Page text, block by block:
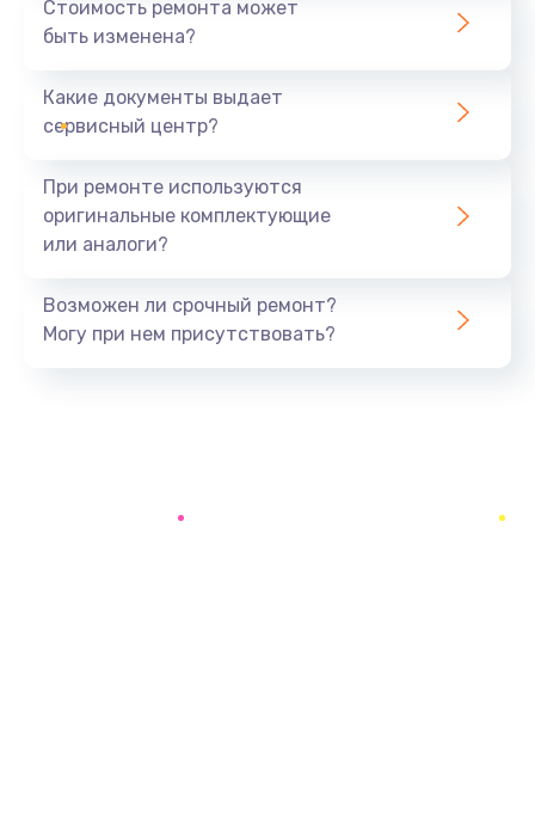
Ремонт южного моста
Замена батарейки BIOS
Заказать
Стоимость ремонта может
быть изменена?
Какие документы выдает
сервисный центр?
При ремонте используются
оригинальные комплектующие
или аналоги?
Возможен ли срочный ремонт?
Могу при нем присутствовать?